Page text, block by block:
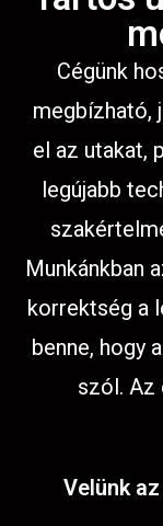
Cégünk
megbízható,
el az utakat,
legújabb
Munkánkban
korrektség a
benne, hogy
szól. Az
Velünk